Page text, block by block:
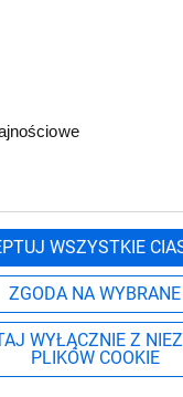
WSZYSTKIE
ZGODA NA WYBRANE
WYŁĄCZNIE Z
PLIKÓW COOKIE
500 700 lub
71 37
Formularz kontaktowy